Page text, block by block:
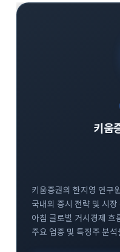
키움
키움증권의 한지영 연구
국내외 증시 전략 및 시
아침 글로벌 거시경제 흐
주요 업종 및 특징주 분